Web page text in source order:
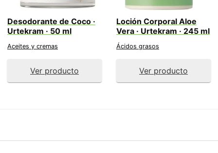
Desodorante de Coco ·
Urtekram · 50 ml
Aceites y cremas
Ver producto
Loción Corporal Aloe
Vera · Urtekram · 245 ml
Ácidos grasos
Ver producto